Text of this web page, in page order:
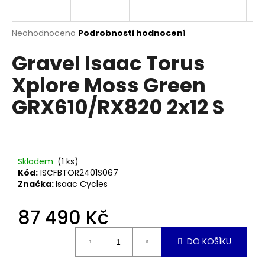
Průměrné
produktu
je
0,0
z
5
hvězdiček.
Neohodnoceno Podrobnosti hodnocení
Gravel Isaac Torus
Xplore Moss Green
GRX610/RX820 2x12 S
Skladem (1 ks)
Kód: ISCFBTOR2401S067
Značka:Isaac Cycles
87 490 Kč
DO KOŠÍKU
j
t
?
D
o
p